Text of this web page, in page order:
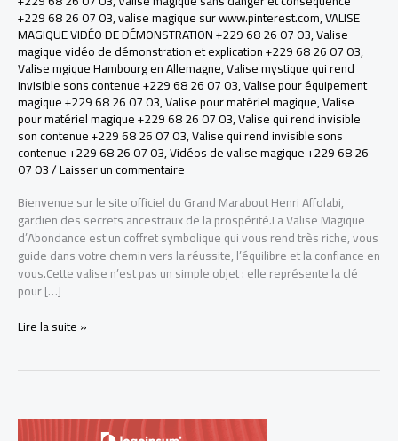
+229 68 26 07 03,valise magique sur www.pinterest.com,VALISE
MAGIQUE VIDÉO DE DÉMONSTRATION +229 68 26 07 03,Valise
magique vidéo de démonstration et explication +229 68 26 07 03,
Valise mgique Hambourg en Allemagne,Valise mystique qui rend
invisible sons contenue +229 68 26 07 03,Valise pour équipement
magique +229 68 26 07 03,Valise pour matériel magique,Valise
pour matériel magique +229 68 26 07 03,Valise qui rend invisible
son contenue +229 68 26 07 03,Valise qui rend invisible sons
contenue +229 68 26 07 03,Vidéos de valise magique +229 68 26
07 03/Laisser un commentaire
Bienvenue sur le site officiel du Grand Marabout Henri Affolabi,
gardien des secrets ancestraux de la prospérité.La Valise Magique
d’Abondance est un coffret symbolique qui vous rend très riche, vous
guide dans votre chemin vers la réussite, l’équilibre et la confiance en
vous.Cette valise n’est pas un simple objet : elle représente la clé
pour […]
LA
DEVENIR
Lire la suite »